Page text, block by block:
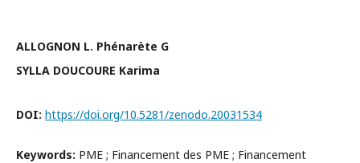
ALLOGNON L. Phénarète G
SYLLA DOUCOURE Karima
DOI: https://doi.org/10.5281/zenodo.20031534
Keywords: PME ; Financement des PME ; Financement